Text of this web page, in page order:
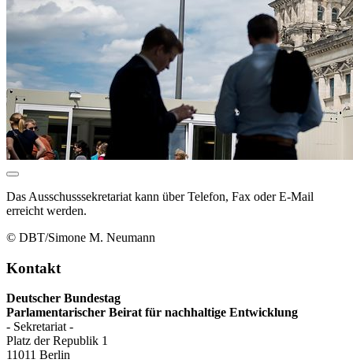
Das Ausschusssekretariat kann über Telefon, Fax oder E-Mail
erreicht werden.
© DBT/Simone M. Neumann
Kontakt
Deutscher Bundestag
Parlamentarischer Beirat für nachhaltige Entwicklung
- Sekretariat -
Platz der Republik 1
11011 Berlin